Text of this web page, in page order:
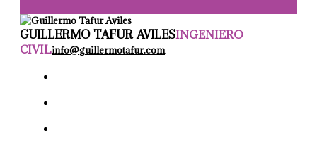
GUILLERMO TAFUR AVILESINGENIERO
CIVILinfo@guillermotafur.com